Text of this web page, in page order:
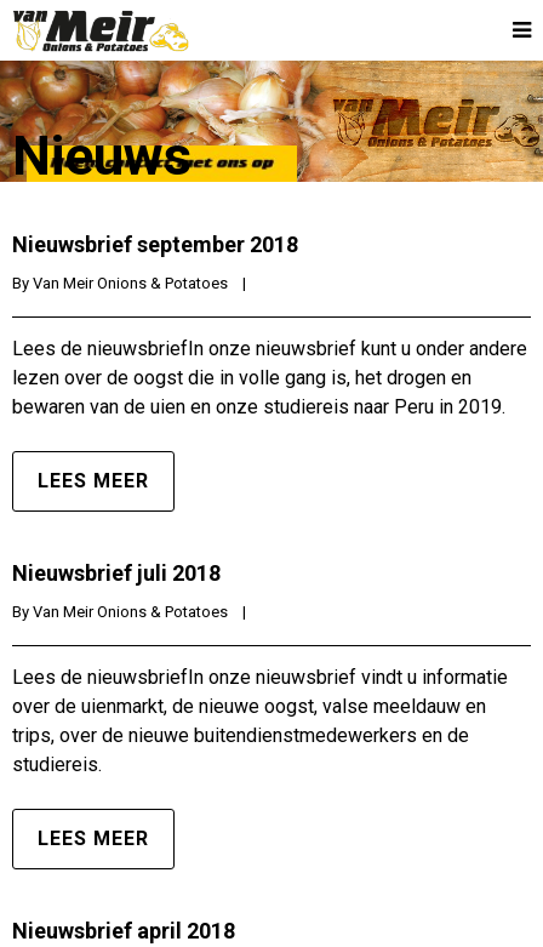
Nieuws
Nieuwsbrief september 2018
By Van Meir Onions & Potatoes |
Lees de nieuwsbriefIn onze nieuwsbrief kunt u onder andere
lezen over de oogst die in volle gang is, het drogen en
bewaren van de uien en onze studiereis naar Peru in 2019.
LEES MEER
Nieuwsbrief juli 2018
By Van Meir Onions & Potatoes |
Lees de nieuwsbriefIn onze nieuwsbrief vindt u informatie
over de uienmarkt, de nieuwe oogst, valse meeldauw en
trips, over de nieuwe buitendienstmedewerkers en de
studiereis.
LEES MEER
Nieuwsbrief april 2018